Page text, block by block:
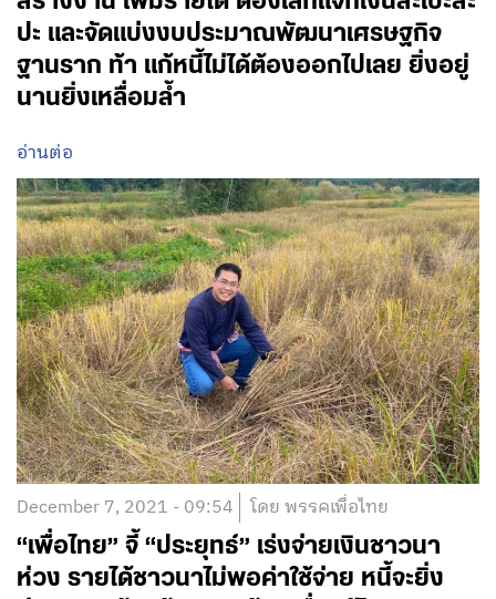
ปะ และจัดแบ่งงบประมาณพัฒนาเศรษฐกิจ
ฐานราก ท้า แก้หนี้ไม่ได้ต้องออกไปเลย ยิ่งอยู่
นานยิ่งเหลื่อมล้ำ
อ่านต่อ
December 7, 2021 - 09:54 โดย พรรคเพื่อไทย
“เพื่อไทย” จี้ “ประยุทธ์” เร่งจ่ายเงินชาวนา
ห่วง รายได้ชาวนาไม่พอค่าใช้จ่าย หนี้จะยิ่ง